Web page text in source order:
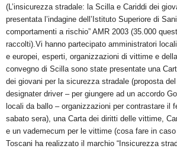
(L’insicurezza stradale: la Scilla e Cariddi dei
presentata l’indagine dell’Istituto Superiore di
comportamenti a rischio” AMR 2003 (35.000
raccolti).Vi hanno partecipato amministratori
e europei, esperti, organizzazioni di vittime e
convegno di Scilla sono state presentate una
dei giovani per la sicurezza stradale (proposta
designater driver – per giungere ad un accordo
locali da ballo – organizzazioni per contrastare il
sabato sera), una Carta dei diritti delle vittime,
e un vademecum per le vittime (cosa fare in
Toscani ha realizzato il marchio “Insicurezza